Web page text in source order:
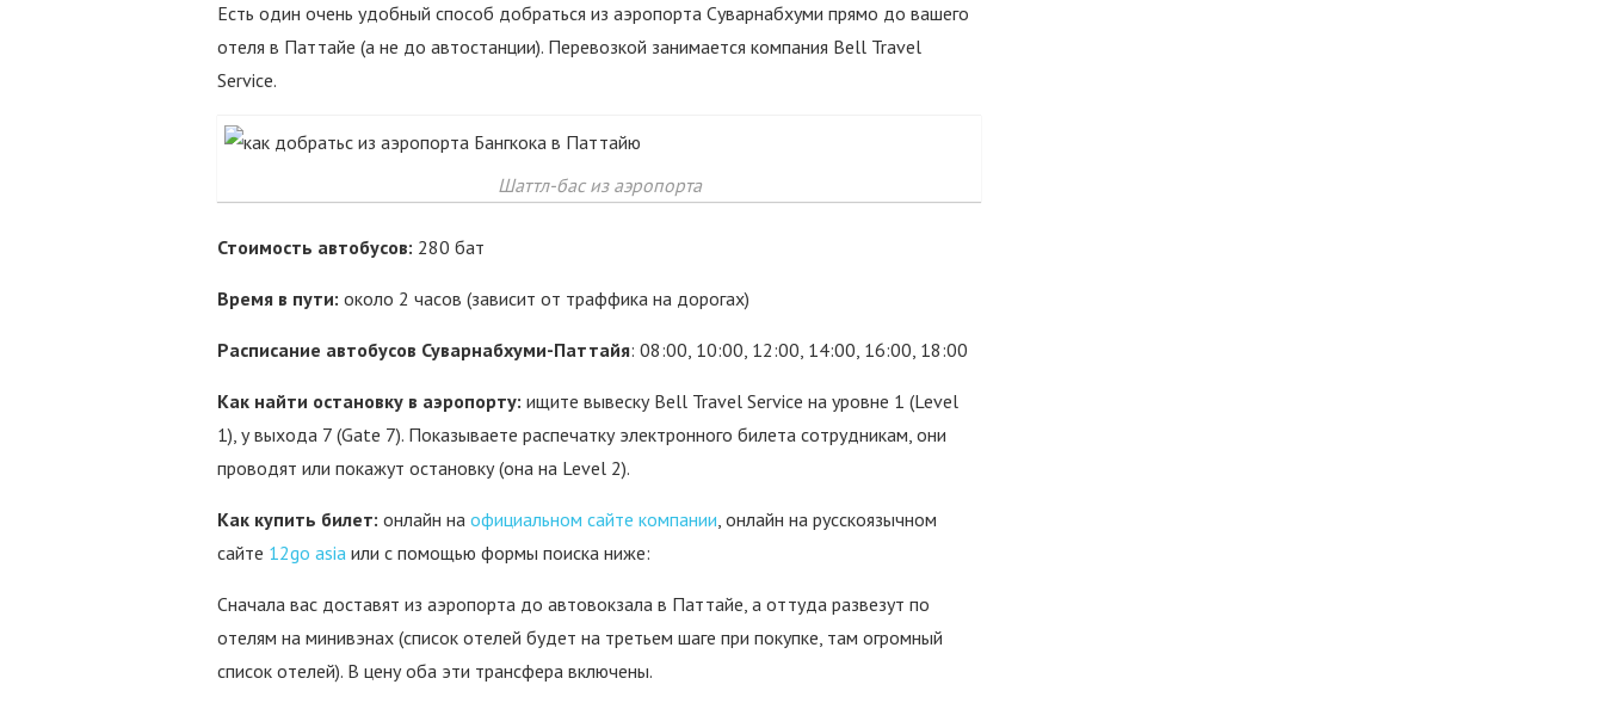
Есть один очень удобный способ добраться из аэропорта Суварнабхуми прямо до вашего
отеля в Паттайе (а не до автостанции). Перевозкой занимается компания Bell Travel
Service.
Шаттл-бас из аэропорта
Стоимость автобусов: 280 бат
Время в пути: около 2 часов (зависит от траффика на дорогах)
Расписание автобусов Суварнабхуми-Паттайя: 08:00, 10:00, 12:00, 14:00, 16:00, 18:00
Как найти остановку в аэропорту: ищите вывеску Bell Travel Service на уровне 1 (Level
1), у выхода 7 (Gate 7). Показываете распечатку электронного билета сотрудникам, они
проводят или покажут остановку (она на Level 2).
Как купить билет: онлайн на официальном сайте компании , онлайн на русскоязычном
сайте 12go asia или с помощью формы поиска ниже:
Сначала вас доставят из аэропорта до автовокзала в Паттайе, а оттуда развезут по
отелям на минивэнах (список отелей будет на третьем шаге при покупке, там огромный
список отелей). В цену оба эти трансфера включены.